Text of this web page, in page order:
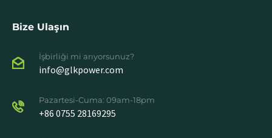
Bize Ulaşın
İşbirliği mi arıyorsunuz?
info@glkpower.com
Pazartesi-Cuma: 09am-18pm
+86 0755 28169295